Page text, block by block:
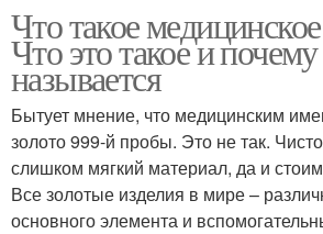
Что такое
Что это такое и
называется
Бытует мнение, что медицинским
золото 999-й пробы. Это не так.
слишком мягкий материал, да и
Все золотые изделия в мире –
основного элемента и